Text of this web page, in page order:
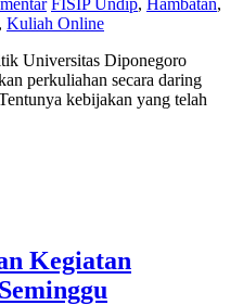
FISIP Undip, Hambatan,
, Kuliah Online
Universitas Diponegoro
perkuliahan secara daring
kebijakan yang telah
Kegiatan